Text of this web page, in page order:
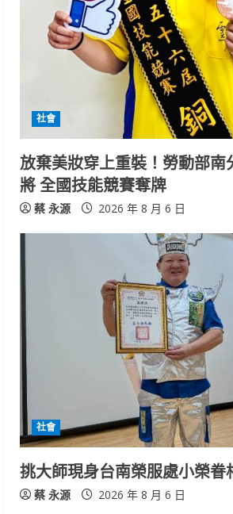
i
n
g
社會
放棄美妝穿上重裝！勞動部南
將 全國技能競賽奪牌
蔡 永源 2026 年 8 月 6 日
社會
挑大師現身台南榮服處小榮眷
蔡 永源 2026 年 8 月 6 日